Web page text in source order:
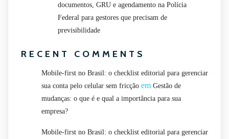
documentos, GRU e agendamento na Polícia
Federal para gestores que precisam de
previsibilidade
RECENT COMMENTS
Mobile-first no Brasil: o checklist editorial para gerenciar
sua conta pelo celular sem fricção em Gestão de
mudanças: o que é e qual a importância para sua
empresa?
Mobile-first no Brasil: o checklist editorial para gerenciar